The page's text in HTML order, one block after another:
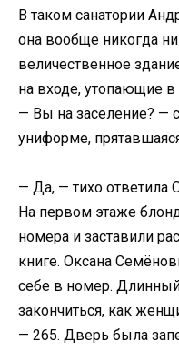
В таком санатории
она вообще никогда
величественное
на входе, утопающие
— Вы на заселение? —
униформе,
— Да, — тихо ответила
На первом этаже
номера и заставили
книге. Оксана
себе в номер.
закончиться, как
— 265. Дверь была